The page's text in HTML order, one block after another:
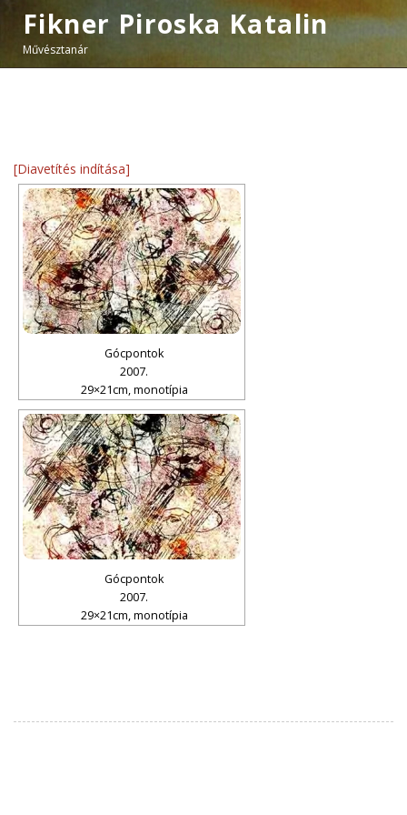
Fikner Piroska Katalin
Művésztanár
[Diavetítés indítása]
Gócpontok
2007.
29×21cm, monotípia
Gócpontok
2007.
29×21cm, monotípia